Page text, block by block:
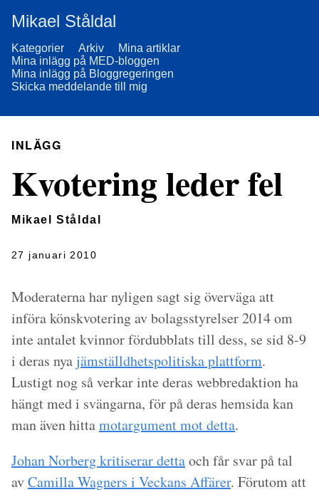
Mikael Ståldal
Kategorier Arkiv
Mina artiklar
Mina inlägg på MED-bloggen
Mina inlägg på Bloggregeringen
Skicka meddelande till mig
INLÄGG
Kvotering leder fel
Mikael Ståldal
27 januari 2010
Moderaterna har nyligen sagt sig överväga att
införa könskvotering av bolagsstyrelser 2014 om
inte antalet kvinnor fördubblats till dess, se sid 8-9
i deras nya jämställdhetspolitiska plattform.
Lustigt nog så verkar inte deras webbredaktion ha
hängt med i svängarna, för på deras hemsida kan
man även hittamotargument mot detta.
Johan Norberg kritiserar dettaoch får svar på tal
avCamilla Wagners i Veckans Affärer. Förutom att